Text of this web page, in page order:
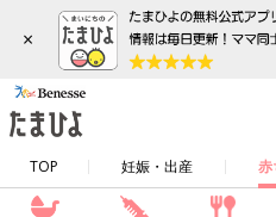
×
TOP 妊娠・出産 赤